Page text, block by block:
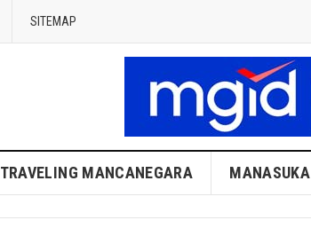
SITEMAP
TRAVELING MANCANEGARA MANASUKA